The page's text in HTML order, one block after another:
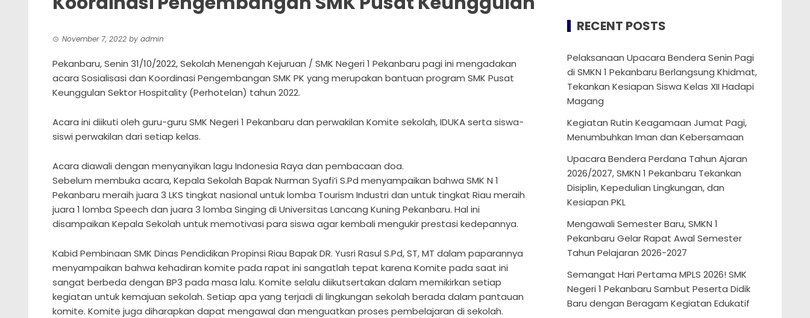
November 7, 2022 by admin
Pekanbaru, Senin 31/10/2022, Sekolah Menengah Kejuruan / SMK Negeri 1 Pekanbaru pagi ini mengadakan
acara Sosialisasi dan Koordinasi Pengembangan SMK PK yang merupakan bantuan program SMK Pusat
Keunggulan Sektor Hospitality (Perhotelan) tahun 2022.
Acara ini diikuti oleh guru-guru SMK Negeri 1 Pekanbaru dan perwakilan Komite sekolah, IDUKA serta siswa-
siswi perwakilan dari setiap kelas.
Acara diawali dengan menyanyikan lagu Indonesia Raya dan pembacaan doa.
Sebelum membuka acara, Kepala Sekolah Bapak Nurman Syafi’i S.Pd menyampaikan bahwa SMK N 1
Pekanbaru meraih juara 3 LKS tingkat nasional untuk lomba Tourism Industri dan untuk tingkat Riau meraih
juara 1 lomba Speech dan juara 3 lomba Singing di Universitas Lancang Kuning Pekanbaru. Hal ini
disampaikan Kepala Sekolah untuk memotivasi para siswa agar kembali mengukir prestasi kedepannya.
Kabid Pembinaan SMK Dinas Pendidikan Propinsi Riau Bapak DR. Yusri Rasul S.Pd, ST, MT dalam paparannya
menyampaikan bahwa kehadiran komite pada rapat ini sangatlah tepat karena Komite pada saat ini
sangat berbeda dengan BP3 pada masa lalu. Komite selalu diikutsertakan dalam memikirkan setiap
kegiatan untuk kemajuan sekolah. Setiap apa yang terjadi di lingkungan sekolah berada dalam pantauan
komite. Komite juga diharapkan dapat mengawal dan menguatkan proses pembelajaran di sekolah.
RECENT POSTS
Pelaksanaan Upacara Bendera Senin Pagi
di SMKN 1 Pekanbaru Berlangsung Khidmat,
Tekankan Kesiapan Siswa Kelas XII Hadapi
Magang
Kegiatan Rutin Keagamaan Jumat Pagi,
Menumbuhkan Iman dan Kebersamaan
Upacara Bendera Perdana Tahun Ajaran
2026/2027, SMKN 1 Pekanbaru Tekankan
Disiplin, Kepedulian Lingkungan, dan
Kesiapan PKL
Mengawali Semester Baru, SMKN 1
Pekanbaru Gelar Rapat Awal Semester
Tahun Pelajaran 2026-2027
Semangat Hari Pertama MPLS 2026! SMK
Negeri 1 Pekanbaru Sambut Peserta Didik
Baru dengan Beragam Kegiatan Edukatif